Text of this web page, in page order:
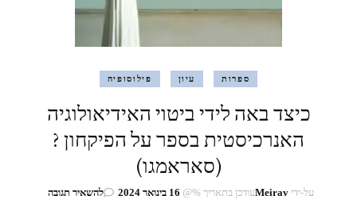
ספרות עיון פילוסופיה
כיצד באה לידי ביטוי האידיאולוגיה
האנרכיסטית בספר על הפיקחון ?
(סאראמגו)
על-ידי Meiravעודכן בתאריך %@ 16 בינואר 2024 להשאיר תגובהבנושא